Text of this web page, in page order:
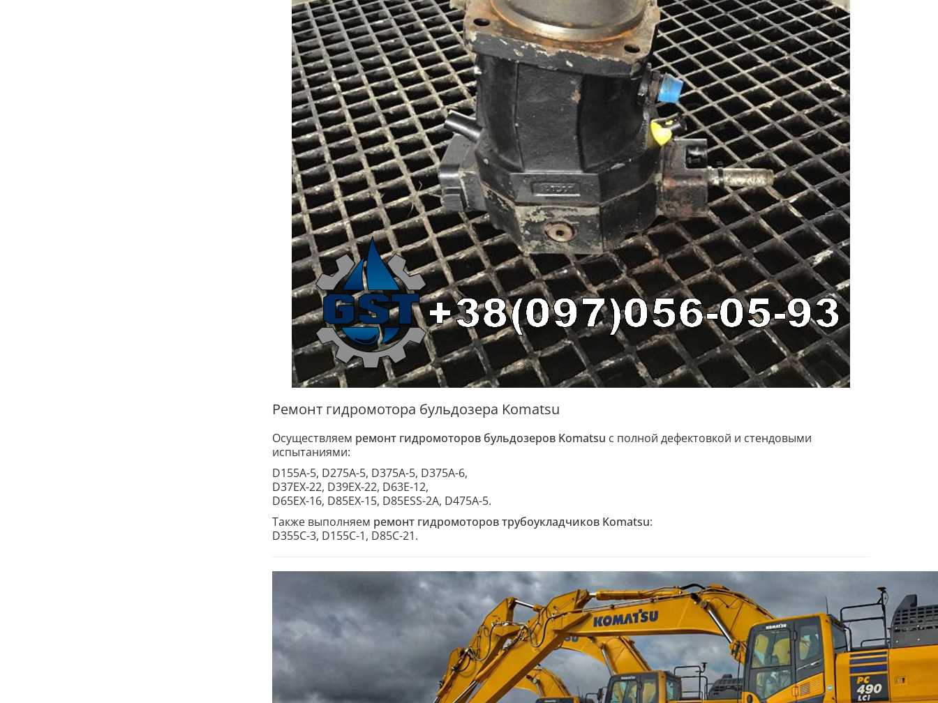
Ремонт гидромотора бульдозера Komatsu
Осуществляем ремонт гидромоторов бульдозеров Komatsu с полной дефектовкой и стендовыми
испытаниями:
D155A-5, D275A-5, D375A-5, D375A-6,
D37EX-22, D39EX-22, D63E-12,
D65EX-16, D85EX-15, D85ESS-2A, D475A-5.
Также выполняем ремонт гидромоторов трубоукладчиков Komatsu:
D355C-3, D155C-1, D85C-21.